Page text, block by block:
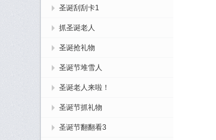
圣诞刮刮卡1
抓圣诞老人
圣诞抢礼物
圣诞节堆雪人
圣诞老人来啦！
圣诞节抓礼物
圣诞节翻翻看3